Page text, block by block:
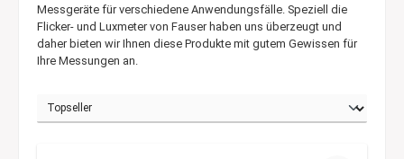
Messgeräte für verschiedene Anwendungsfälle. Speziell die
Flicker- und Luxmeter von Fauser haben uns überzeugt und
daher bieten wir Ihnen diese Produkte mit gutem Gewissen für
Ihre Messungen an.